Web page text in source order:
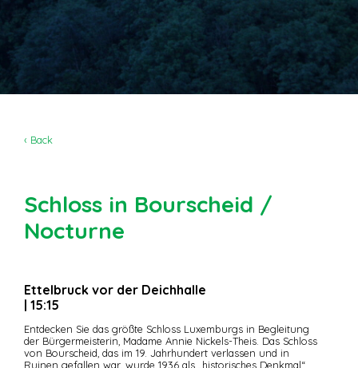
‹ Back
Schloss in Bourscheid /
Nocturne
Ettelbruck vor der Deichhalle
| 15:15
Entdecken Sie das größte Schloss Luxemburgs in Begleitung
der Bürgermeisterin, Madame Annie Nickels-Theis. Das Schloss
von Bourscheid, das im 19. Jahrhundert verlassen und in
Ruinen gefallen war, wurde 1936 als „historisches Denkmal“